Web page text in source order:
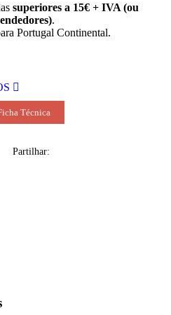
superiores a 15€ + IVA (ou
.
Portugal Continental.
Técnica
Partilhar: